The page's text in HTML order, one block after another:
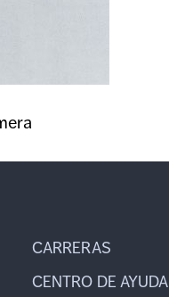
CARRERAS
CENTRO DE AYUDA